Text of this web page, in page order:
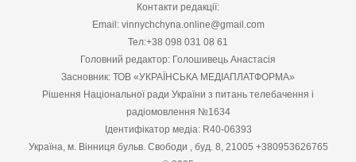
Контакти редакції:
Email: vinnychchyna.online@gmail.com
Тел:+38 098 031 08 61
Головний редактор: Голошивець Анастасія
Засновник: ТОВ «УКРАЇНСЬКА МЕДІАПЛАТФОРМА»
Рішення Національної ради України з питань телебачення і
радіомовлення №1634
Ідентифікатор медіа: R40-06393
Україна, м. Вінниця бульв. Свободи , буд. 8, 21005 +380953626765